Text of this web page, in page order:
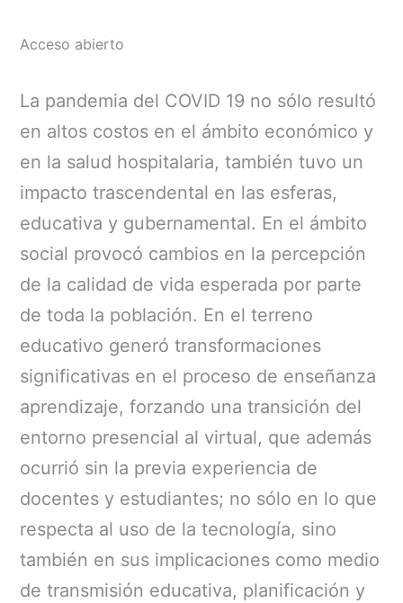
Acceso abierto
La pandemia del COVID 19 no sólo resultó
en altos costos en el ámbito económico y
en la salud hospitalaria, también tuvo un
impacto trascendental en las esferas,
educativa y gubernamental. En el ámbito
social provocó cambios en la percepción
de la calidad de vida esperada por parte
de toda la población. En el terreno
educativo generó transformaciones
significativas en el proceso de enseñanza
aprendizaje, forzando una transición del
entorno presencial al virtual, que además
ocurrió sin la previa experiencia de
docentes y estudiantes; no sólo en lo que
respecta al uso de la tecnología, sino
también en sus implicaciones como medio
de transmisión educativa, planificación y